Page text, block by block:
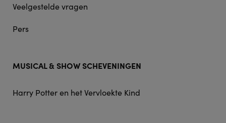
Veelgestelde vragen
Pers
MUSICAL & SHOW SCHEVENINGEN
Harry Potter en het Vervloekte Kind